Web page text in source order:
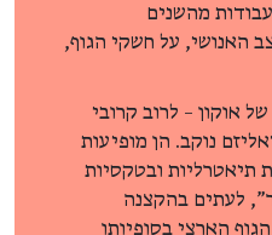
מהשנים
האנושי, על חשקי הגוף,
אוקון – לרוב קרובי
נוקב. הן מופיעות
תיאטרליות ובטקסיות
לעתים בהקצנה
הארצי בסופיותו